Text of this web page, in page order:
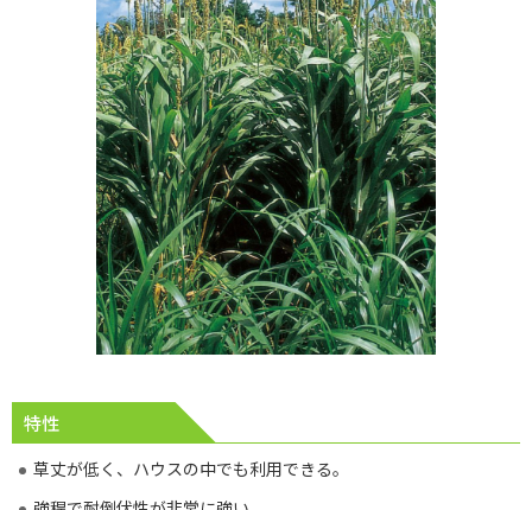
特性
草丈が低く、ハウスの中でも利用できる。